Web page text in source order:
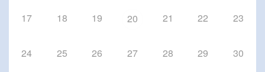
17 18 19 20 21 22 23
24 25 26 27 28 29 30